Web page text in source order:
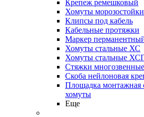
Крепеж ремешковый
Хомуты
Клипсы под кабель
Кабельные протяжки
Маркер
Хомуты стальные ХС
Хомуты стальные
Стяжки
Скоба нейлоновая
Площадка монтажная
хомуты
Еще